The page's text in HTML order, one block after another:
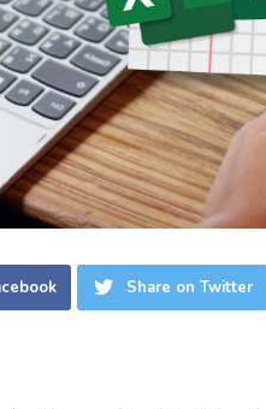
Share on Twitter